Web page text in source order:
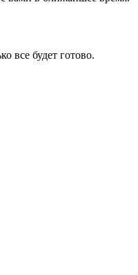
все будет готово.